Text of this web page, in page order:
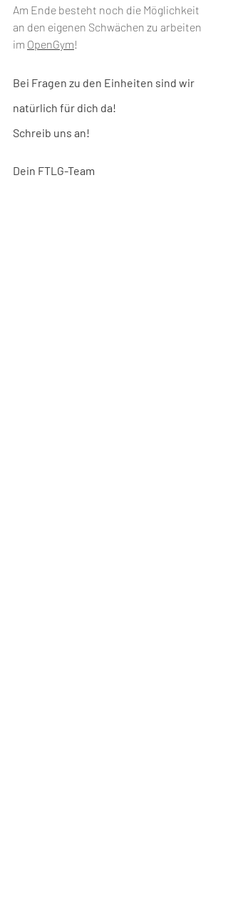
Am Ende besteht noch die Möglichkeit
an den eigenen Schwächen zu arbeiten
im OpenGym!
Bei Fragen zu den Einheiten sind wir
natürlich für dich da!
Schreib uns an!
Dein FTLG-Team